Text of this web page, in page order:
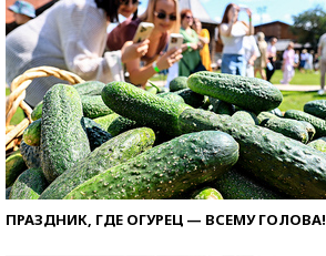
ПРАЗДНИК, ГДЕ ОГУРЕЦ — ВСЕМУ ГОЛОВА!